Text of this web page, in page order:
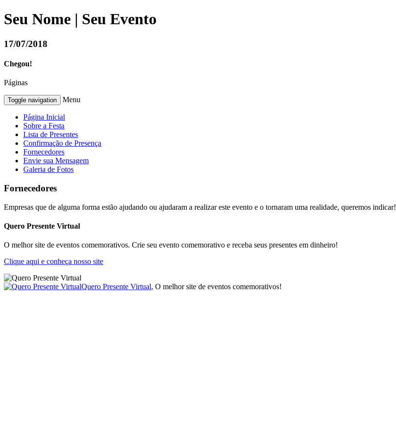
Seu Nome | Seu Evento
17/07/2018
Chegou!
Páginas
Toggle navigation Menu
Página Inicial
Sobre a Festa
Lista de Presentes
Confirmação de Presença
Fornecedores
Envie sua Mensagem
Galeria de Fotos
Fornecedores
Empresas que de alguma forma estão ajudando ou ajudaram a realizar este evento e o tornaram uma realidade, queremos indicar!
Quero Presente Virtual
O melhor site de eventos comemorativos. Crie seu evento comemorativo e receba seus presentes em dinheiro!
Clique aqui e conheça nosso site
Quero Presente Virtual, O melhor site de eventos comemorativos!